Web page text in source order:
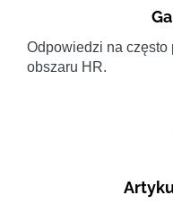
Odpowiedzi na
obszaru HR.